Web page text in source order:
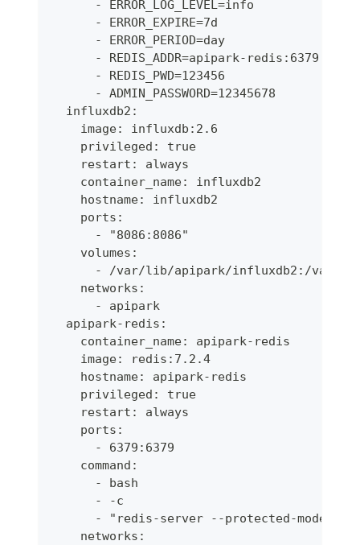
- ERROR_LOG_LEVEL=info
- ERROR_EXPIRE=7d                    #
- ERROR_PERIOD=day                  #
- REDIS_ADDR=apipark-redis:6379
- REDIS_PWD=123456
      - ADMIN_PASSWORD=12345678
  influxdb2:
    image: influxdb:2.6
    privileged: true
    restart: always
    container_name: influxdb2
    hostname: influxdb2
    ports:
      - "8086:8086"
    volumes:
- /var/lib/apipark/influxdb2:/var/
    networks:
      - apipark
  apipark-redis:
    container_name: apipark-redis
    image: redis:7.2.4
    hostname: apipark-redis
    privileged: true
    restart: always
    ports:
      - 6379:6379
    command:
      - bash
      - -c
- "redis-server --protected-mode
    networks: